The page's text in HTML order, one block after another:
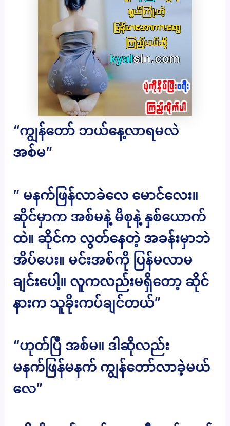
“ကျွန်တော် ဘယ်နေ့လာရမလဲ
အစ်မ”
” မနက်ဖြန်လာခဲလေ မောင်လေး။
ဆိုင်မှာက အစ်မနဲ့ မိစုနဲ့ နှစ်ယောက်
ထဲ။ ဆိုင်က လွတ်နေတဲ့ အခန်းမှာဘဲ
အိပ်ပေး။ မင်းအစ်ကို ပြန်မလာမ
ချင်းပေါ့။ လူကလည်းမရှိတော့ ဆိုင်
နားက သူခိုးကပ်ချင်တယ်”
“ဟုတ်ပြီ အစ်မ။ ဒါဆိုလည်း
မနက်ဖြန်မနက် ကျွန်တော်လာခဲ့မယ်
လေ”